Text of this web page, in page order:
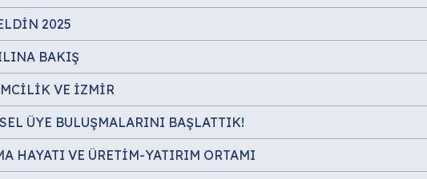
2025
BAKIŞ
VE İZMİR
ÜYE BULUŞMALARINI BAŞLATTIK!
HAYATI VE ÜRETİM-YATIRIM ORTAMI